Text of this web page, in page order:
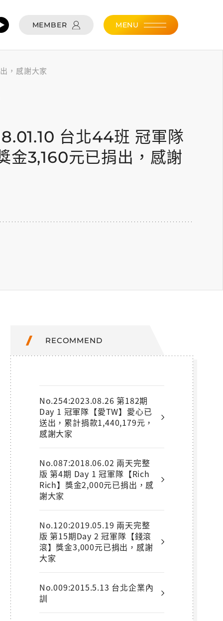
MEMBER MENU
，感謝大家
台北44班 冠軍隊
金3,160元已捐出，感謝
RECOMMEND
No.254:2023.08.26 第182期
Day 1 冠軍隊【愛TW】愛心已
送出，累計捐款1,440,179元，
感謝大家
No.087:2018.06.02 兩天完整
版 第4期 Day 1 冠軍隊【Rich
Rich】獎金2,000元已捐出，感
謝大家
No.120:2019.05.19 兩天完整
版 第15期Day 2 冠軍隊【錢滾
滾】獎金3,000元已捐出，感謝
大家
No.009:2015.5.13 台北企業內
訓